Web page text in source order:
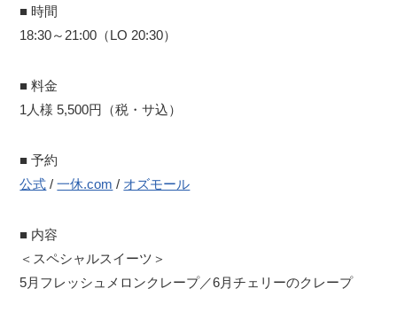
■ 時間
18:30～21:00（LO 20:30）
■ 料金
1人様 5,500円（税・サ込）
■ 予約
公式 /一休.com / オズモール
■ 内容
＜スペシャルスイーツ＞
5月フレッシュメロンクレープ／6月チェリーのクレープ